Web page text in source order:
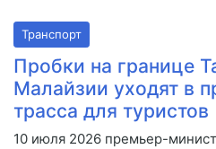
Транспорт
Пробки на границе
Малайзии уходят в
трасса для туристов
10 июля 2026 премьер-